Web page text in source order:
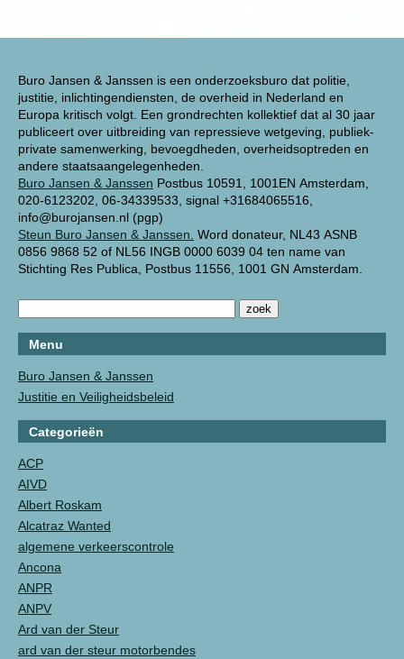
Buro Jansen & Janssen is een onderzoeksburo dat politie,
justitie, inlichtingendiensten, de overheid in Nederland en
Europa kritisch volgt. Een grondrechten kollektief dat al 30 jaar
publiceert over uitbreiding van repressieve wetgeving, publiek-
private samenwerking, bevoegdheden, overheidsoptreden en
andere staatsaangelegenheden.
Buro Jansen & Janssen Postbus 10591, 1001EN Amsterdam,
020-6123202, 06-34339533, signal +31684065516,
info@burojansen.nl (pgp)
Steun Buro Jansen & Janssen. Word donateur, NL43 ASNB
0856 9868 52 of NL56 INGB 0000 6039 04 ten name van
Stichting Res Publica, Postbus 11556, 1001 GN Amsterdam.
Menu
Buro Jansen & Janssen
Justitie en Veiligheidsbeleid
Categorieën
ACP
AIVD
Albert Roskam
Alcatraz Wanted
algemene verkeerscontrole
Ancona
ANPR
ANPV
Ard van der Steur
ard van der steur motorbendes